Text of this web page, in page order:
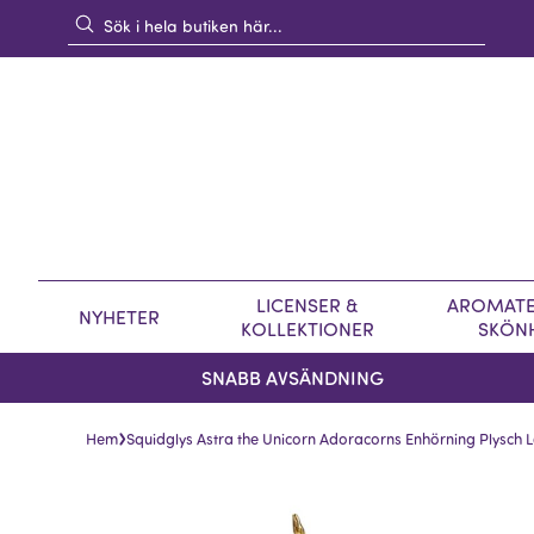
NYHETER
LICENSER &
KOLLEKTIONER
SNABB AVSÄNDNING
Hem›Squidglys Astra the Unicorn Adoracorns Enhörning Plysch